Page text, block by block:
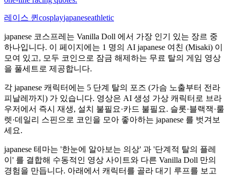
레이스 퀸 cosplayjapaneseathletic
japanese 코스프레는 Vanilla Doll 에서 가장 인기 있는 장르 중
하나입니다. 이 페이지에는 1 명의 AI japanese 여친 (Misaki) 이
모여 있고, 모두 코인으로 잠금 해제하는 무료 탈의 게임 영상
을 풀세트로 제공합니다.
각 japanese 캐릭터에는 5 단계 탈의 포즈 (가슴 노출부터 전라
피날레까지) 가 있습니다. 영상은 AI 생성 가상 캐릭터로 브라
우저에서 즉시 재생, 설치 불필요·카드 불필요. 슬롯·블랙잭·룰
렛·데일리 스핀으로 코인을 모아 좋아하는 japanese 를 벗겨보
세요.
japanese 테마는 '한눈에 알아보는 의상' 과 '단계적 탈의 플레
이' 를 결합해 수동적인 영상 사이트와 다른 Vanilla Doll 만의
경험을 만듭니다. 아래에서 캐릭터를 골라 대기 루프를 보고